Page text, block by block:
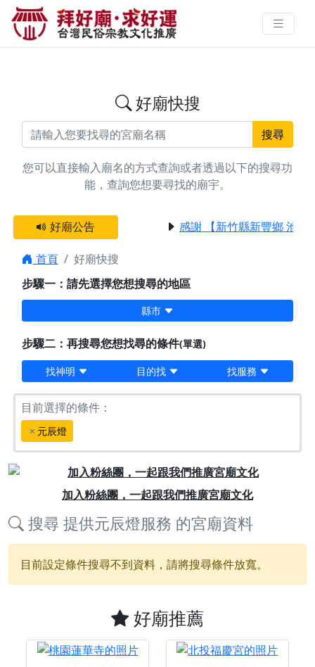
搜尋元辰燈廟宇資料 | 拜好廟求好
運 找到與您有緣的信仰
好廟快搜
搜尋
您可以直接輸入廟名的方式查詢或者透過以下的搜尋功
能，查詢您想要尋找的廟宇。
好廟公告 感謝 【新竹縣新豐鄉 池和
首頁
好廟快搜
步驟一：請先選擇您想搜尋的地區
縣市
步驟二：再搜尋您想找尋的條件(單選)
找神明 目的找 找服務
目前選擇的條件：
元辰燈
加入粉絲團，一起跟我們推廣宮廟文化
Previous
搜尋 提供元辰燈服務 的宮廟資料
目前設定條件搜尋不到資料，請將搜尋條件放寬。
好廟推薦